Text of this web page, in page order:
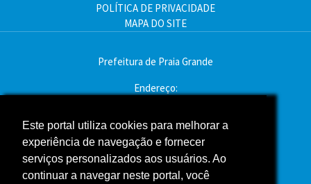
Este portal utiliza cookies para melhorar a
experiência de navegação e fornecer
serviços personalizados aos usuários. Ao
continuar a navegar neste portal, você
POLÍTICA DE PRIVACIDADE
MAPA DO SITE
Prefeitura de Praia Grande
Endereço:
CEP: 11704-900
Telefone:(13) 3496-2000
Atendimento: segunda a sexta - das 9h às 16h